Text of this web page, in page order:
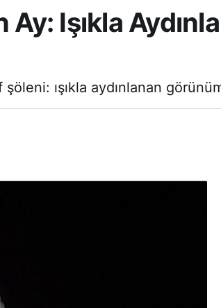
Işıkla
ışıkla aydınlanan